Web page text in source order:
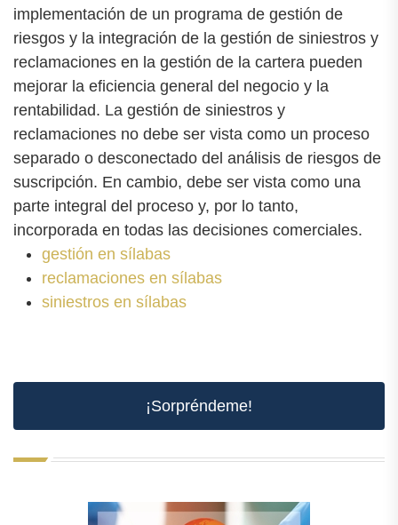
implementación de un programa de gestión de
riesgos y la integración de la gestión de siniestros y
reclamaciones en la gestión de la cartera pueden
mejorar la eficiencia general del negocio y la
rentabilidad. La gestión de siniestros y
reclamaciones no debe ser vista como un proceso
separado o desconectado del análisis de riesgos de
suscripción. En cambio, debe ser vista como una
parte integral del proceso y, por lo tanto,
incorporada en todas las decisiones comerciales.
gestión en sílabas
reclamaciones en sílabas
siniestros en sílabas
¡Sorpréndeme!